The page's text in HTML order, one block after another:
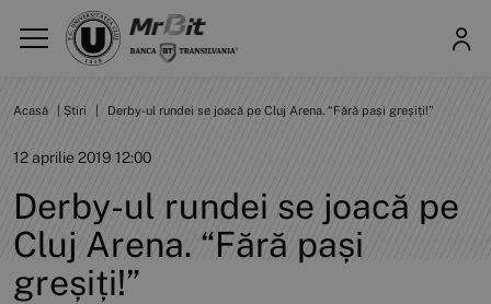
Acasă Știri Derby-ul rundei se joacă pe Cluj Arena. “Fără pași greșiți!”
12 aprilie 2019 12:00
Derby-ul rundei se joacă pe
Cluj Arena. “Fără pași
greșiți!”